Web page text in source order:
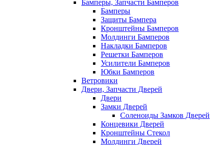
Бамперы, Запчасти Бамперов
Бамперы
Защиты Бампера
Кронштейны Бамперов
Молдинги Бамперов
Накладки Бамперов
Решетки Бамперов
Усилители Бамперов
Юбки Бамперов
Ветровики
Двери, Запчасти Дверей
Двери
Замки Дверей
Соленоиды Замков Дверей
Концевики Дверей
Кронштейны Стекол
Молдинги Дверей